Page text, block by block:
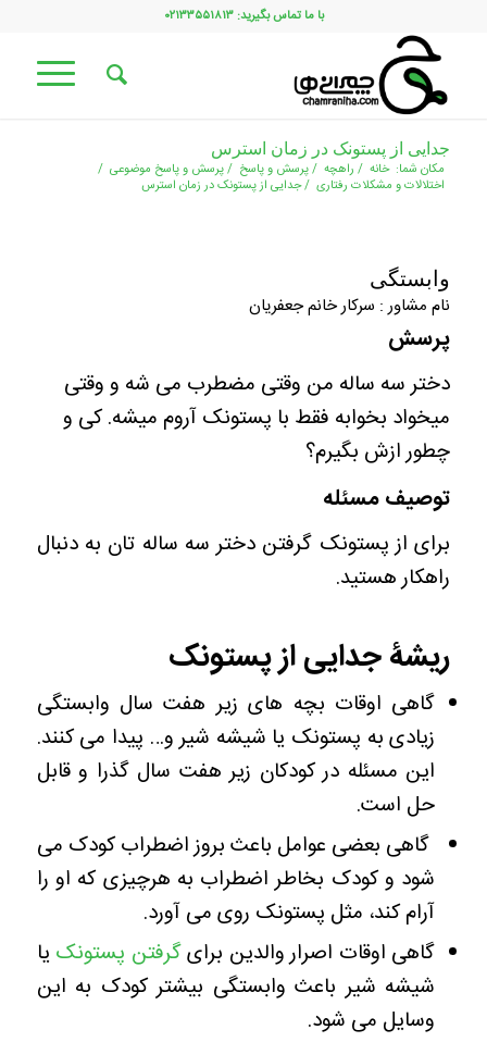
با ما تماس بگیرید: ۰۲۱۳۳۵۵۱۸۱۳
جدایی از پستونک در زمان استرس
مکان شما: خانه / راهچه /پرسش و پاسخ /پرسش و پاسخ موضوعی /
اختلالات و مشکلات رفتاری /جدایی از پستونک در زمان استرس
وابستگی
نام مشاور : سرکار خانم جعفریان
پرسش
دختر سه ساله من وقتی مضطرب می شه و وقتی
میخواد بخوابه فقط با پستونک آروم میشه. کی و
چطور ازش بگیرم؟
توصیف مسئله
برای از پستونک گرفتن دختر سه ساله تان به دنبال
راهکار هستید.
ریشۀ جدایی از پستونک
گاهی اوقات بچه های زیر هفت سال وابستگی
زیادی به پستونک یا شیشه شیر و… پیدا می کنند.
این مسئله در کودکان زیر هفت سال گذرا و قابل
حل است.
گاهی بعضی عوامل باعث بروز اضطراب کودک می
شود و کودک بخاطر اضطراب به هرچیزی که او را
آرام کند، مثل پستونک روی می آورد.
گاهی اوقات اصرار والدین برایگرفتن پستونکیا
شیشه شیر باعث وابستگی بیشتر کودک به این
وسایل می شود.